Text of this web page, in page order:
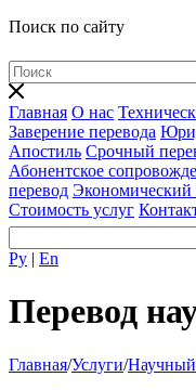
Поиск по сайту
Главная О нас
Заверение перевода
Апостиль Срочный
Абонентское
перевод Экономический
Стоимость услуг
Ру | En
Перевод
Главная/Услуги/Научный